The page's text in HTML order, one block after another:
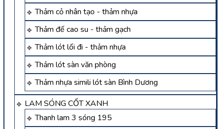
Thảm cỏ nhân tạo - thảm nhựa
Thảm đế cao su - thảm gạch
Thảm lót lối đi - thảm nhựa
Thảm lót sàn văn phòng
Thảm nhựa simili lót sàn Bình Dương
LAM SÓNG CỐT XANH
Thanh lam 3 sóng 195